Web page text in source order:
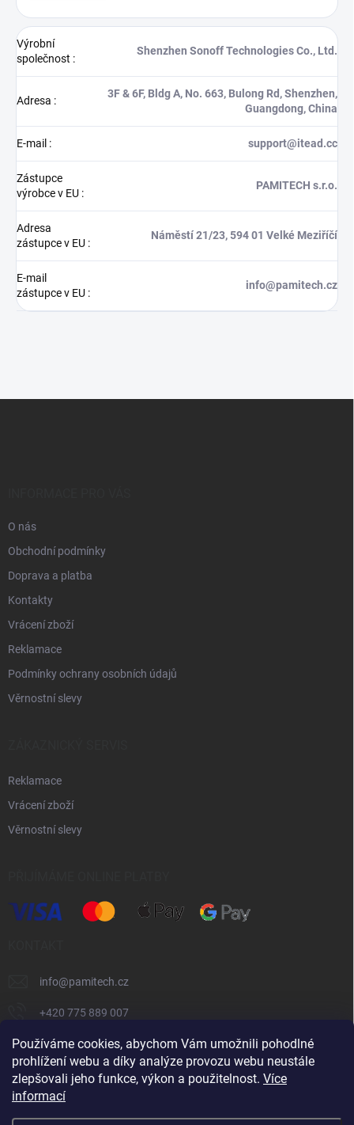
Používáme cookies, abychom Vám umožnili pohodlné
prohlížení webu a díky analýze provozu webu neustále
zlepšovali jeho funkce, výkon a použitelnost. Více
informací
Výrobní
společnost :
Shenzhen Sonoff Technologies Co., Ltd.
Adresa :
3F & 6F, Bldg A, No. 663, Bulong Rd, Shenzhen,
Guangdong, China
E-mail : support@itead.cc
Zástupce
výrobce v EU :
PAMITECH s.r.o.
Adresa
zástupce v EU :
Náměstí 21/23, 594 01 Velké Meziříčí
E-mail
zástupce v EU :
info@pamitech.cz
O nás
Obchodní podmínky
Doprava a platba
Kontakty
Vrácení zboží
Reklamace
Podmínky ochrany osobních údajů
Věrnostní slevy
Reklamace
Vrácení zboží
Věrnostní slevy
info@pamitech.cz
+420 775 889 007
Shoptet.cz číčoviny.cz VM Technology s.r.o.